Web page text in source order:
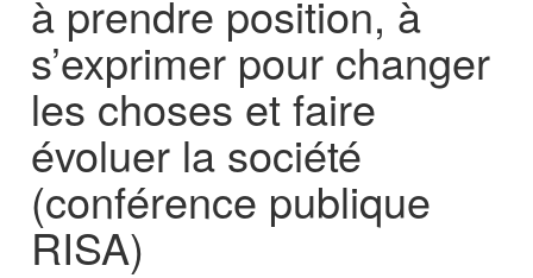
à prendre position, à
s’exprimer pour changer
les choses et faire
évoluer la société
(conférence publique
RISA)